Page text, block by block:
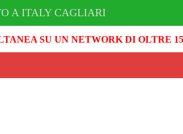
A ITALY CAGLIARI
SU UN NETWORK DI OLTRE